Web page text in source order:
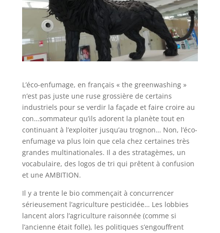
L’éco-enfumage, en français « the greenwashing »
n’est pas juste une ruse grossière de certains
industriels pour se verdir la façade et faire croire au
con…sommateur qu’ils adorent la planète tout en
continuant à l’exploiter jusqu’au trognon… Non, l’éco-
enfumage va plus loin que cela chez certaines très
grandes multinationales. Il a des stratagèmes, un
vocabulaire, des logos de tri qui prêtent à confusion
et une AMBITION.
Il y a trente le bio commençait à concurrencer
sérieusement l’agriculture pesticidée… Les lobbies
lancent alors l’agriculture raisonnée (comme si
l’ancienne était folle), les politiques s’engouffrent